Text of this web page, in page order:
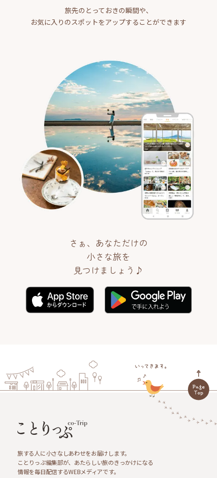
旅先のとっておきの瞬間や、
お気に入りのスポットをアップすることができます
さぁ、あなただけの
小さな旅を
見つけましょう♪
旅する人に小さなしあわせをお届けします。
ことりっぷ編集部が、あたらしい旅のきっかけになる
情報を毎日配信するWEBメディアです。